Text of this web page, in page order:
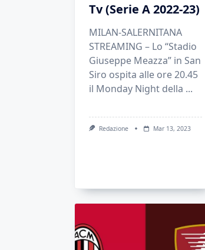
Tv (Serie A 2022-23)
MILAN-SALERNITANA
STREAMING – Lo “Stadio
Giuseppe Meazza” in San
Siro ospita alle ore 20.45
il Monday Night della ...
Redazione Mar 13, 2023